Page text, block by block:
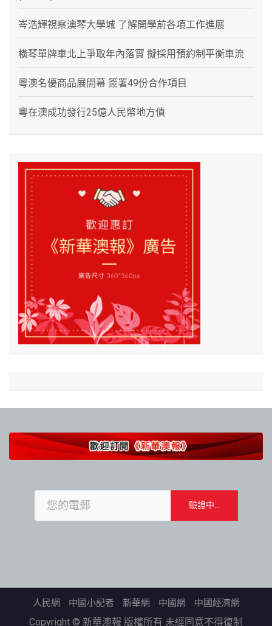
岑浩輝視察澳琴大學城 了解開學前各項工作進展
橫琴單牌車北上爭取年內落實 擬採用預約制平衡車流
粵澳名優商品展開幕 簽署49份合作項目
粵在澳成功發行25億人民幣地方債
人民網 中國小記者 新華網 中國網 中國經濟網
Copyright © 新華澳報 版權所有 未經同意不得復制